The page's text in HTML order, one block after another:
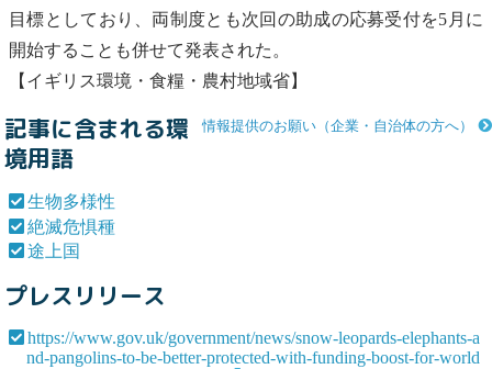
目標としており、両制度とも次回の助成の応募受付を5月に
開始することも併せて発表された。
【イギリス環境・食糧・農村地域省】
情報提供のお願い（企業・自治体の方へ）
記事に含まれる環
境用語
生物多様性
絶滅危惧種
途上国
プレスリリース
https://www.gov.uk/government/news/snow-leopards-elephants-a
nd-pangolins-to-be-better-protected-with-funding-boost-for-world